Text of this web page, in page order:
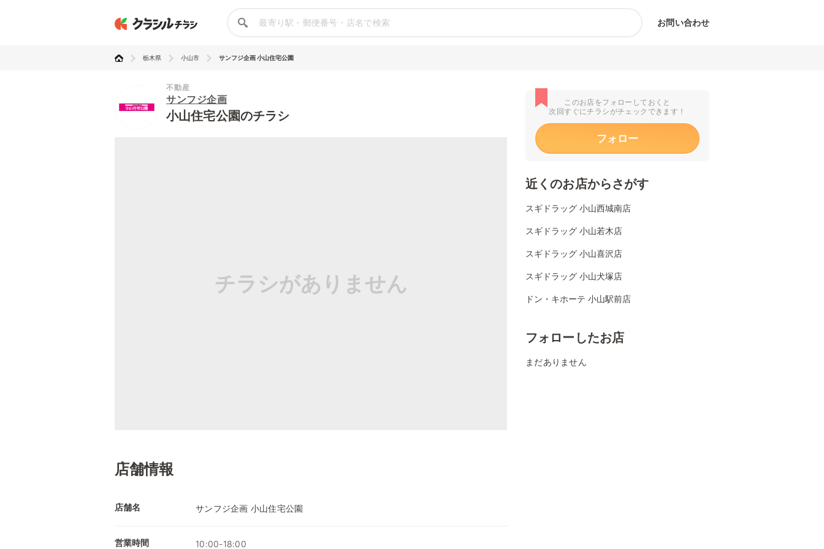
お問い合わせ
栃木県 小山市 サンフジ企画 小山住宅公園
不動産
サンフジ企画
小山住宅公園のチラシ
チラシがありません
店舗情報
店舗名 サンフジ企画 小山住宅公園
営業時間 10:00-18:00
このお店をフォローしておくと
次回すぐにチラシがチェックできます！
フォロー
近くのお店からさがす
スギドラッグ 小山西城南店
スギドラッグ 小山若木店
スギドラッグ 小山喜沢店
スギドラッグ 小山犬塚店
ドン・キホーテ 小山駅前店
フォローしたお店
まだありません